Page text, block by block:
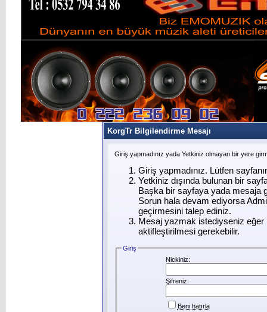
KorgTr Bilgilendirme Mesajı
Giriş yapmadınız yada Yetkiniz olmayan bir yere
Giriş yapmadınız. Lütfen
Yetkiniz dışında bulunan bir
Başka bir sayfaya yada mesaja
Sorun hala devam ediyorsa
geçirmesini talep ediniz.
Mesaj yazmak istediyseniz eğer
aktifleştirilmesi gerekebilir.
Giriş
Nickiniz:
Şifreniz:
Beni hatırla